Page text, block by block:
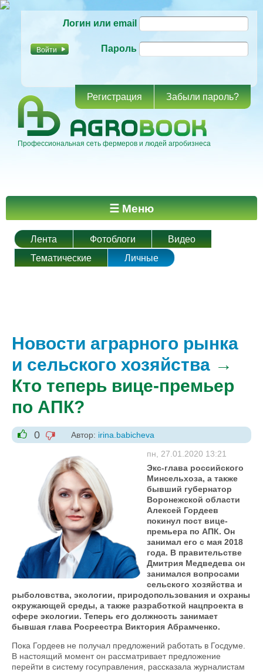
основному
Логин или email
Пароль
Регистрация Забыли пароль?
Профессиональная сеть фермеров и людей агробизнеса
Главное меню ☰ Меню
Лента Фотоблоги
Видео
Тематические
Личные
Новости аграрного рынка
и сельского хозяйства →
Кто теперь вице-премьер
по АПК?
+1
0
-1
Автор: irina.babicheva
пн, 27.01.2020 13:21
Экс-глава российского
Минсельхоза, а также
бывший губернатор
Воронежской области
Алексей Гордеев
покинул пост вице-
премьера по АПК. Он
занимал его с мая 2018
года. В правительстве
Дмитрия Медведева он
занимался вопросами
сельского хозяйства и
рыболовства, экологии, природопользования и охраны
окружающей среды, а также разработкой нацпроекта в
сфере экологии. Теперь его должность занимает
бывшая глава Росреестра Виктория Абрамченко.
Пока Гордеев не получал предложений работать в Госдуме.
В настоящий момент он рассматривает предложение
перейти в систему госуправления, рассказала журналистам